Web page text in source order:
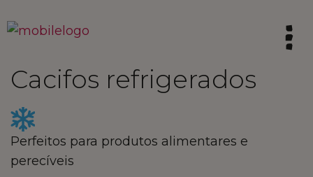
HOME
SINTA A TRADIÇÃO
Cacifos refrigerados
Perfeitos para produtos alimentares e
perecíveis